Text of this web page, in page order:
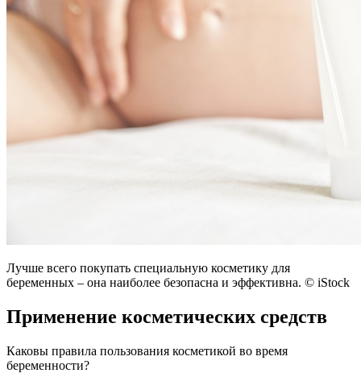
Лучше всего покупать специальную косметику для
беременных – она наиболее безопасна и эффективна. © iStock
Применение косметических средств
Каковы правила пользования косметикой во время
беременности?